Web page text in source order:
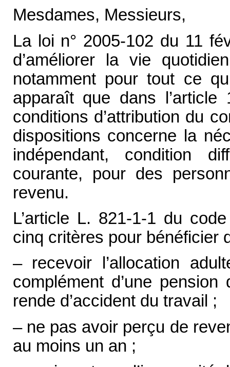
Mesdames, Messieurs,
La loi n° 2005-102 du 11
d’améliorer la vie
notamment pour tout ce
apparaît que dans
conditions d’attribution du
dispositions concerne la
indépendant, condition
courante, pour des
revenu.
L’article L. 821-1-1 du
cinq critères pour bénéficier
– recevoir l’allocation
complément d’une pension
rende d’accident du travail ;
– ne pas avoir perçu de
au moins un an ;